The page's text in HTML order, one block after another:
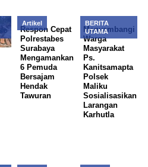
Artikel
Respon Cepat
Polrestabes
Surabaya
Mengamankan
6 Pemuda
Bersajam
Hendak
Tawuran
BERITA
UTAMA
Menyambangi
Warga
Masyarakat
Ps.
Kanitsamapta
Polsek
Maliku
Sosialisasikan
Larangan
Karhutla